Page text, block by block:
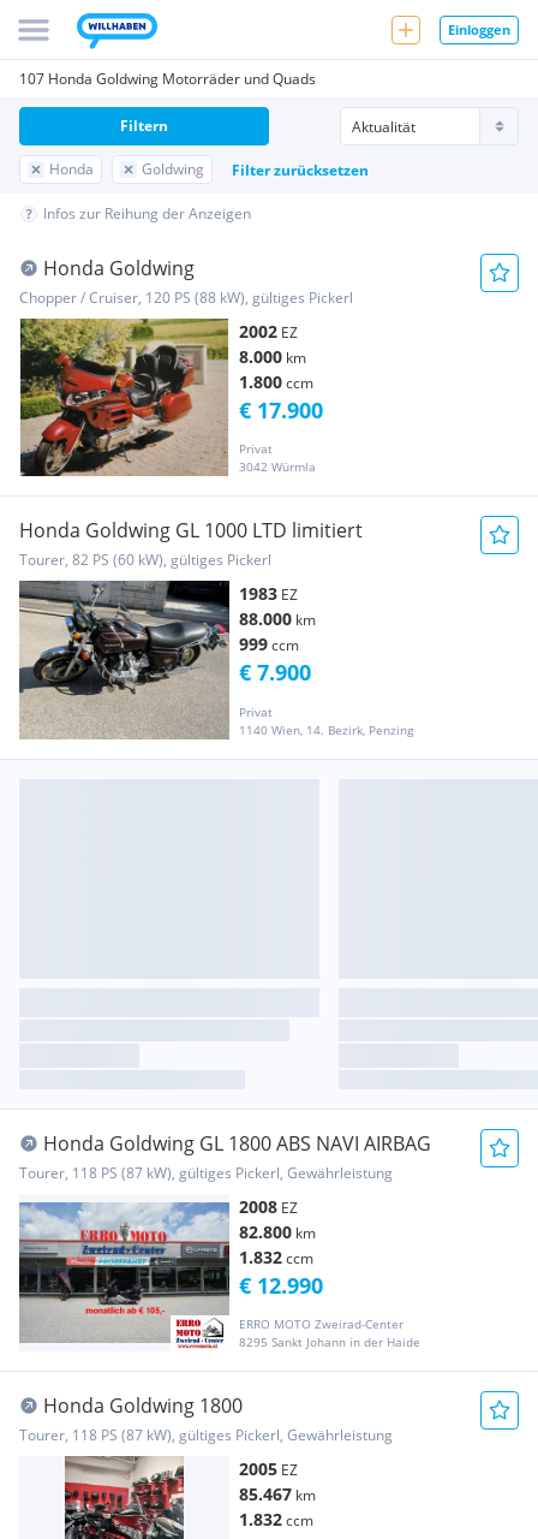
Einloggen
107 Honda Goldwing Motorräder und Quads
Honda Goldwing Filter zurücksetzen
Filtern
Infos zur Reihung der Anzeigen
Honda Goldwing
Chopper / Cruiser, 120 PS (88 kW), gültiges Pickerl
2002 EZ
8.000 km
1.800ccm
Privat
3042 Würmla
€ 17.900
Honda Goldwing GL 1000 LTD limitiert
Tourer, 82 PS (60 kW), gültiges Pickerl
1983 EZ
88.000 km
999ccm
Privat
1140 Wien, 14. Bezirk, Penzing
€ 7.900
Honda Goldwing GL 1800 ABS NAVI AIRBAG
Tourer, 118 PS (87 kW), gültiges Pickerl, Gewährleistung
2008 EZ
82.800 km
1.832ccm
ERRO MOTO Zweirad-Center
8295 Sankt Johann in der Haide
€ 12.990
Honda Goldwing 1800
Tourer, 118 PS (87 kW), gültiges Pickerl, Gewährleistung
2005 EZ
85.467 km
1.832ccm